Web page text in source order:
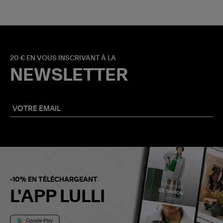
20 € EN VOUS INSCRIVANT À LA
NEWSLETTER
-10% EN TÉLÉCHARGEANT
L'APP LULLI